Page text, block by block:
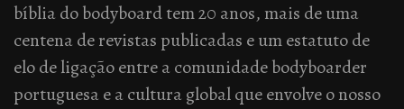
bíblia do bodyboard tem 20 anos, mais de uma
centena de revistas publicadas e um estatuto de
elo de ligação entre a comunidade bodyboarder
portuguesa e a cultura global que envolve o nosso